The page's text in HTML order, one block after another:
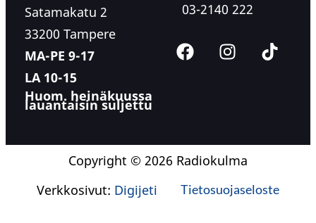
Satamakatu 2
33200 Tampere
MA-PE 9-17
LA 10-15
Huom. heinäkuussa
lauantaisin suljettu
03-2140 222
Copyright © 2026 Radiokulma
Verkkosivut: Digijeti Tietosuojaseloste